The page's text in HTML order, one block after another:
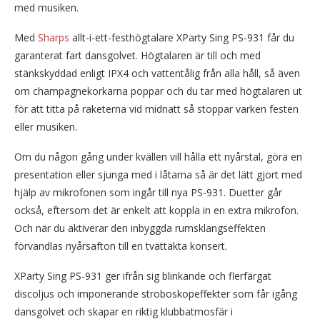
med musiken.
Med Sharps allt-i-ett-festhögtalare XParty Sing PS-931 får du
garanterat fart dansgolvet. Högtalaren är till och med
stänkskyddad enligt IPX4 och vattentålig från alla håll, så även
om champagnekorkarna poppar och du tar med högtalaren ut
för att titta på raketerna vid midnatt så stoppar varken festen
eller musiken.
Om du någon gång under kvällen vill hålla ett nyårstal, göra en
presentation eller sjunga med i låtarna så är det lätt gjort med
hjälp av mikrofonen som ingår till nya PS-931. Duetter går
också, eftersom det är enkelt att koppla in en extra mikrofon.
Och när du aktiverar den inbyggda rumsklangseffekten
förvandlas nyårsafton till en tvättäkta konsert.
XParty Sing PS-931 ger ifrån sig blinkande och flerfärgat
discoljus och imponerande stroboskopeffekter som får igång
dansgolvet och skapar en riktig klubbatmosfär i